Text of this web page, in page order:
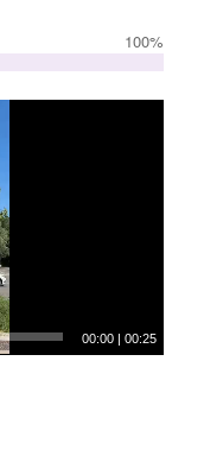
100%
00:00 |00:25